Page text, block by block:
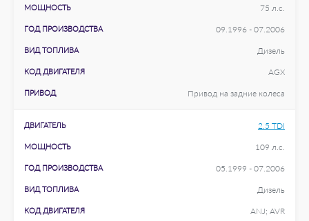
МОЩНОСТЬ 75 л.с.
ГОД ПРОИЗВОДСТВА 09.1996 - 07.2006
ВИД ТОПЛИВА Дизель
КОД ДВИГАТЕЛЯ AGX
ПРИВОД Привод на задние колеса
ДВИГАТЕЛЬ 2.5 TDI
МОЩНОСТЬ 109 л.с.
ГОД ПРОИЗВОДСТВА 05.1999 - 07.2006
ВИД ТОПЛИВА Дизель
КОД ДВИГАТЕЛЯ ANJ; AVR